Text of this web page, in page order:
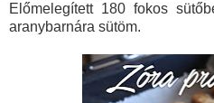
Előmelegített 180 fokos
aranybarnára sütöm.